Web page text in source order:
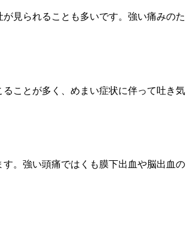
見られることも多いです。強い痛みのた
ことが多く、めまい症状に伴って吐き気
。強い頭痛ではくも膜下出血や脳出血の